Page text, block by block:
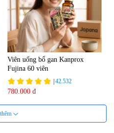
Viên uống bổ gan Kanprox
Fujina 60 viên
42.532
780.000 đ